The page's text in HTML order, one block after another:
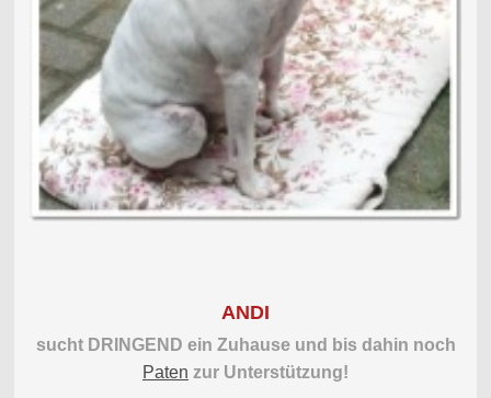
ANDI
sucht DRINGEND ein Zuhause und bis dahin noch
Paten zur Unterstützung!